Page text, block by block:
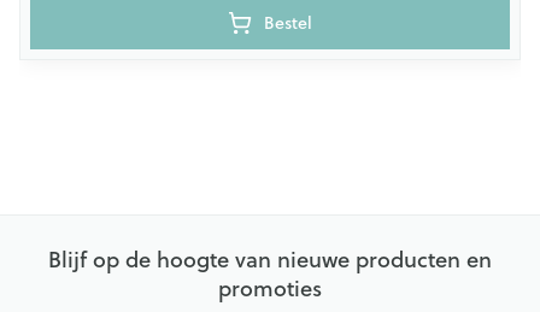
Bestel
Blijf op de hoogte van nieuwe producten en
promoties